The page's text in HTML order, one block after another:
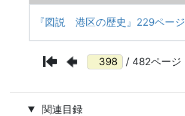
『図説 港区の歴史』229ページ
/ 482ページ
関連目録